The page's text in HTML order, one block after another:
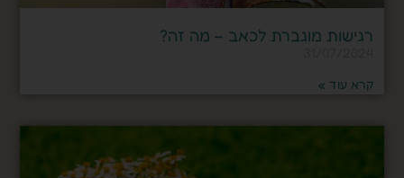
רגישות מוגברת לכאב – מה זה?
קרא עוד »